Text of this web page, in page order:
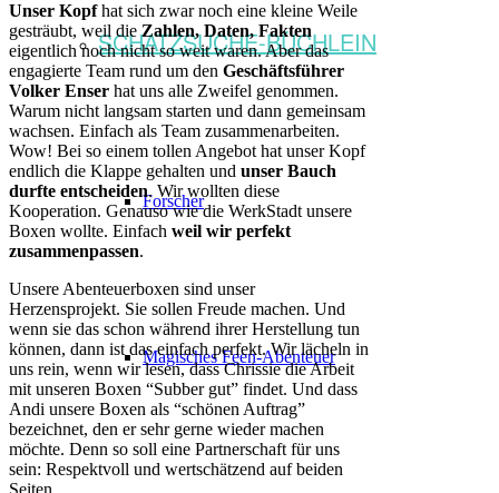
SCHATZSUCHE-BÜCHLEIN
Forscher
Magisches Feen-Abenteuer
Unser Kopfhat sich zwar noch eine kleine Weile
gesträubt, weil dieZahlen, Daten, Fakten
eigentlich noch nicht so weit waren. Aber das
engagierte Team rund um den Geschäftsführer
Volker Enser hat uns alle Zweifel genommen.
Warum nicht langsam starten und dann gemeinsam
wachsen. Einfach als Team zusammenarbeiten.
Wow! Bei so einem tollen Angebot hat unser Kopf
endlich die Klappe gehalten und unser Bauch
durfte entscheiden. Wir wollten diese
Kooperation. Genauso wie die WerkStadt unsere
Boxen wollte. Einfach weil wir perfekt
zusammenpassen.
Unsere Abenteuerboxen sind unser
Herzensprojekt. Sie sollen Freude machen. Und
wenn sie das schon während ihrer Herstellung tun
können, dann ist das einfach perfekt. Wir lächeln in
uns rein, wenn wir lesen, dass Chrissie die Arbeit
mit unseren Boxen “Subber gut” findet. Und dass
Andi unsere Boxen als “schönen Auftrag”
bezeichnet, den er sehr gerne wieder machen
möchte. Denn so soll eine Partnerschaft für uns
sein: Respektvoll und wertschätzend auf beiden